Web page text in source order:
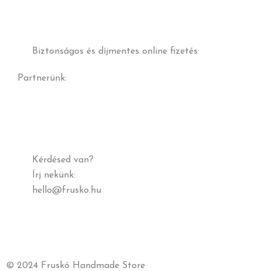
Biztonságos és díjmentes online fizetés
Partnerünk:
Kérdésed van?
Írj nekünk:
hello@frusko.hu
© 2024 Fruskó Handmade Store